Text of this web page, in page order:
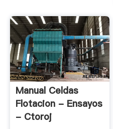
Manual Celdas
Flotacion - Ensayos
- Ctoroj